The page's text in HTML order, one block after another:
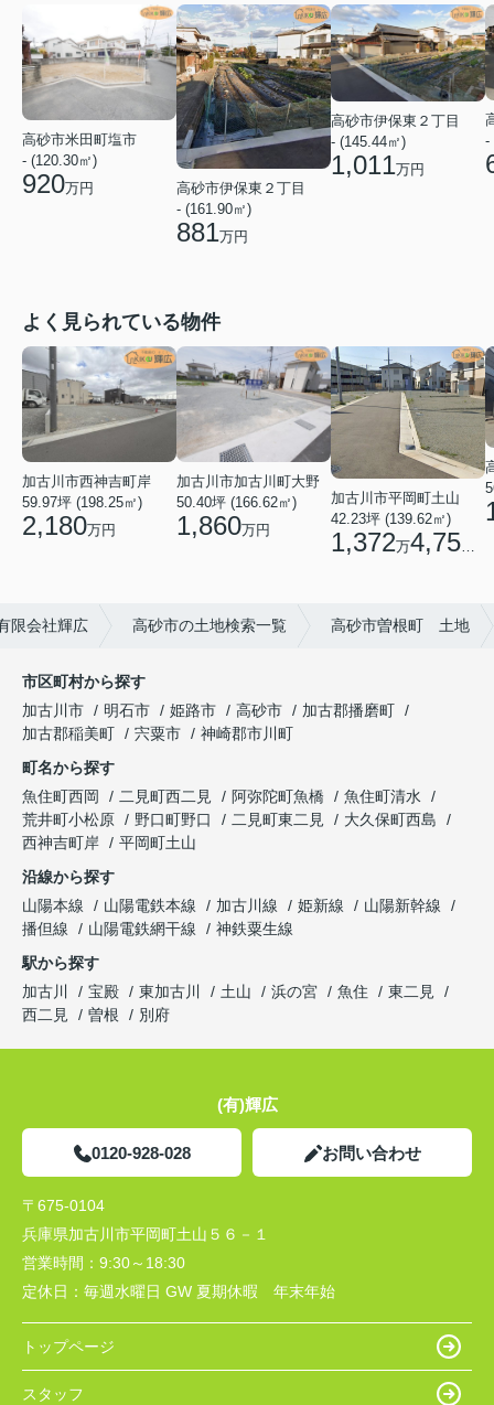
高砂市米田町塩市
- (120.30㎡)
920万円
高砂市伊保東２丁目
- (161.90㎡)
881万円
高砂市伊保東２丁目
- (145.44㎡)
1,011万円
-
よく見られている物件
加古川市西神吉町岸
59.97坪 (198.25㎡)
2,180万円
加古川市加古川町大野
50.40坪 (166.62㎡)
1,860万円
加古川市平岡町土山
42.23坪 (139.62㎡)
1,372万4,750
限会社輝広 高砂市の土地検索一覧 高砂市曽根町 土地
市区町村から探す
加古川市
明石市 姫路市 高砂市
加古郡播磨町
加古郡稲美町
宍粟市
神崎郡市川町
町名から探す
魚住町西岡
二見町西二見 阿弥陀町魚橋
魚住町清水
荒井町小松原
野口町野口 二見町東二見
大久保町西島
西神吉町岸
平岡町土山
沿線から探す
山陽本線
山陽電鉄本線 加古川線 姫新線
山陽新幹線
播但線
山陽電鉄網干線
神鉄粟生線
駅から探す
加古川
宝殿 東加古川 土山 浜の宮 魚住
東二見
西二見
曽根 別府
(有)輝広
0120-928-028 お問い合わせ
〒675-0104
兵庫県加古川市平岡町土山５６－１
営業時間： 9:30～18:30
定休日： 毎週水曜日 GW 夏期休暇 年末年始
トップページ
スタッフ